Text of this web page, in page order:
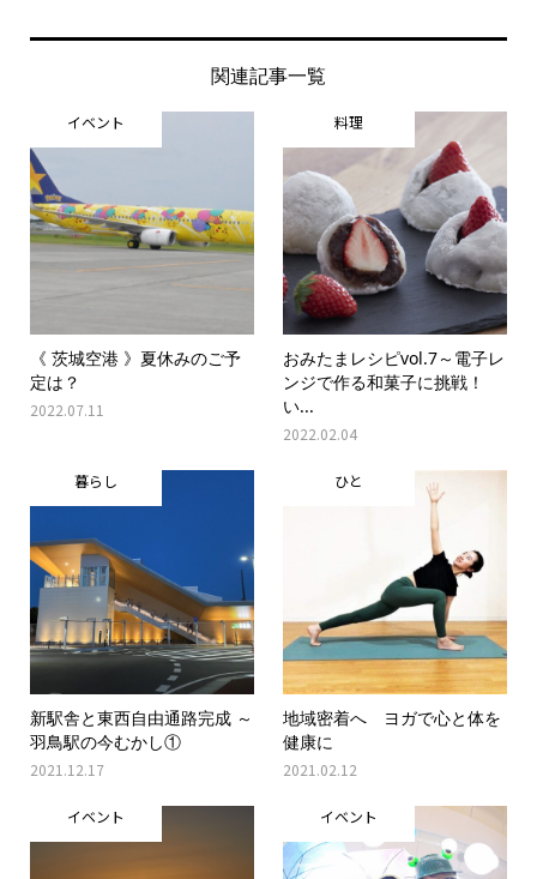
関連記事一覧
イベント
《 茨城空港 》夏休みのご予
定は？
2022.07.11
料理
おみたまレシピvol.7～電子レ
ンジで作る和菓子に挑戦！
い...
2022.02.04
暮らし
新駅舎と東西自由通路完成 ～
羽鳥駅の今むかし①
2021.12.17
ひと
地域密着へ ヨガで心と体を
健康に
2021.02.12
イベント イベント